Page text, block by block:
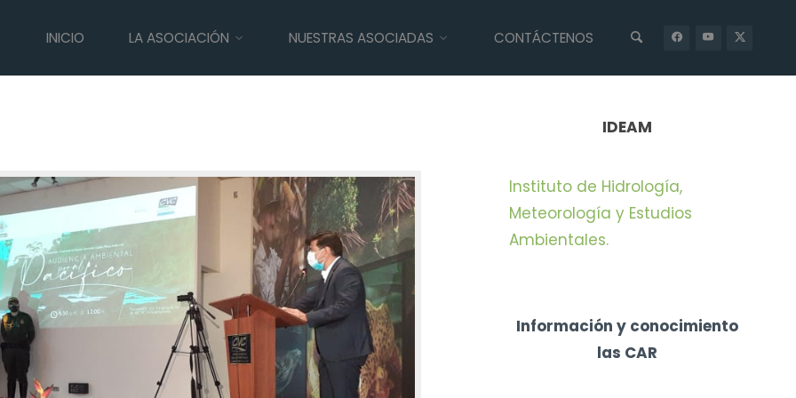
INICIO LA ASOCIACIÓN NUESTRAS ASOCIADAS CONTÁCTENOS
frente contra la deforestación
IDEAM
Instituto de Hidrología,
Meteorología y Estudios
Ambientales.
Información y conocimiento
las CAR